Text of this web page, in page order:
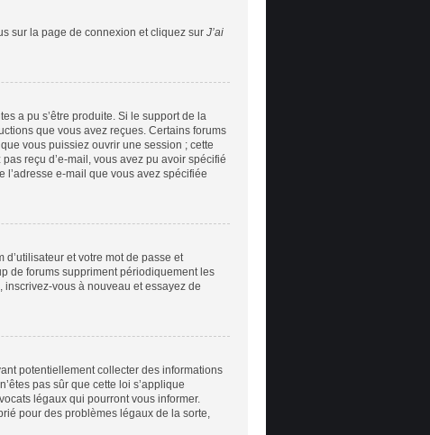
sur la page de connexion et cliquez sur J’ai
a pu s’être produite. Si le support de la
que vous avez reçues. Certains forums
vous puissiez ouvrir une session ; cette
reçu d’e-mail, vous avez pu avoir spécifié
e-mail que vous avez spécifiée
et votre mot de passe et
de forums suppriment périodiquement les
vous à nouveau et essayez de
potentiellement collecter des informations
pas sûr que cette loi s’applique
légaux qui pourront vous informer.
pour des problèmes légaux de la sorte,